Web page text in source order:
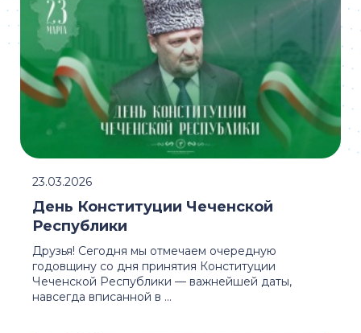
Друзья! Сегодня мы отмечаем очередную
годовщину со дня принятия Конституции
Чеченской Республики — важнейшей даты,
навсегда вписанной в ...
День Конституции Чеченской
Республики
23.03.2026